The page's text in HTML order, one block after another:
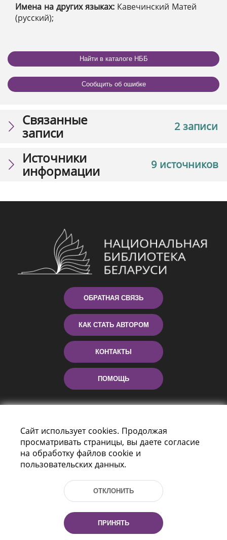
Имена на других языках: Кавечинский Матей
(русский);
Найти в каталоге НББ
Сообщить об ошибке
2 записи
Связанные
записи
9 источников
Источники
информации
ОБРАТНАЯ СВЯЗЬ
КАК СТАТЬ АВТОРОМ
КОНТАКТЫ
ПОМОЩЬ
г. Минск, Республика Беларусь, 220114
Тел.: (+375 17) 368 37 37, Факс: (+375 17)
Эл. почта: inbox@nlb.by
Сайт использует cookies. Продолжая
просматривать страницы, вы даете согласие
на обработку файлов cookie и
пользовательских данных.
ОТКЛОНИТЬ
ПРИНЯТЬ